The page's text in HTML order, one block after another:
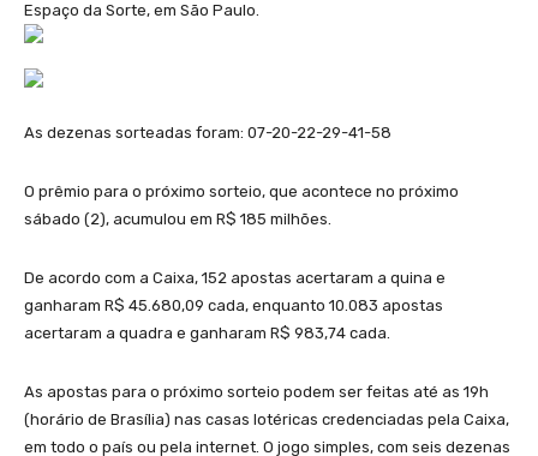
Espaço da Sorte, em São Paulo.
As dezenas sorteadas foram: 07-20-22-29-41-58
O prêmio para o próximo sorteio, que acontece no próximo
sábado (2), acumulou em R$ 185 milhões.
De acordo com a Caixa, 152 apostas acertaram a quina e
ganharam R$ 45.680,09 cada, enquanto 10.083 apostas
acertaram a quadra e ganharam R$ 983,74 cada.
As apostas para o próximo sorteio podem ser feitas até as 19h
(horário de Brasília) nas casas lotéricas credenciadas pela Caixa,
em todo o país ou pela internet. O jogo simples, com seis dezenas